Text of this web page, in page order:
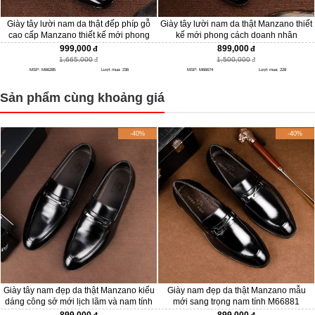
Giày tây lười nam da thật đếp phíp gỗ
cao cấp Manzano thiết kế mới phong
cách doanh nhân M66285
999,000
1,665,000
MSP: M66285 Lượt mua: 236
Giày tây lười nam da thật Manzano thiết
kế mới phong cách doanh nhân
M66674
899,000
1,500,000
MSP: M66674 Lượt mua: 228
Sản phẩm cùng khoảng giá
-40%
Giày tây nam đẹp da thật Manzano kiểu
dáng công sở mới lịch lãm và nam tính
M66686
-40%
Giày nam đẹp da thật Manzano mẫu
mới sang trọng nam tính M66881